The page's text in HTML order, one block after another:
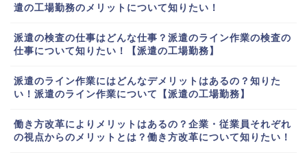
遣の工場勤務のメリットについて知りたい！
派遣の検査の仕事はどんな仕事？派遣のライン作業の検査の
仕事について知りたい！【派遣の工場勤務】
派遣のライン作業にはどんなデメリットはあるの？知りた
い！派遣のライン作業について【派遣の工場勤務】
働き方改革によりメリットはあるの？企業・従業員それぞれ
の視点からのメリットとは？働き方改革について知りたい！